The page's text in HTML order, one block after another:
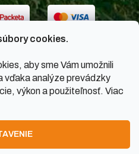
cookies.
aby sme Vám umožnili
vďaka analýze prevádzky
výkon a použiteľnosť. Viac